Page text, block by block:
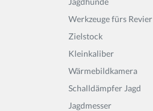
Werkzeuge fürs Revier
Zielstock
Kleinkaliber
Wärmebildkamera
Schalldämpfer Jagd
Jagdmesser